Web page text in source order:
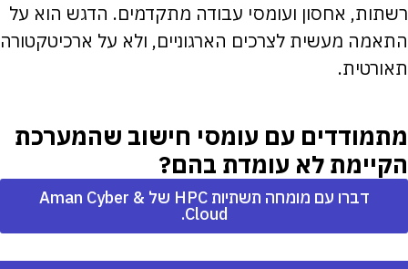
רשתות, אחסון ועומסי עבודה מתקדמים. הדגש הוא על
התאמה מעשית לצרכים הארגוניים, ולא על ארכיטקטורה
תאורטית.
מתמודדים עם עומסי חישוב שהמערכת
הקיימת לא עומדת בהם?
דברו עם מומחה תשתיות HPC של Aman Cyber &
Cloud.